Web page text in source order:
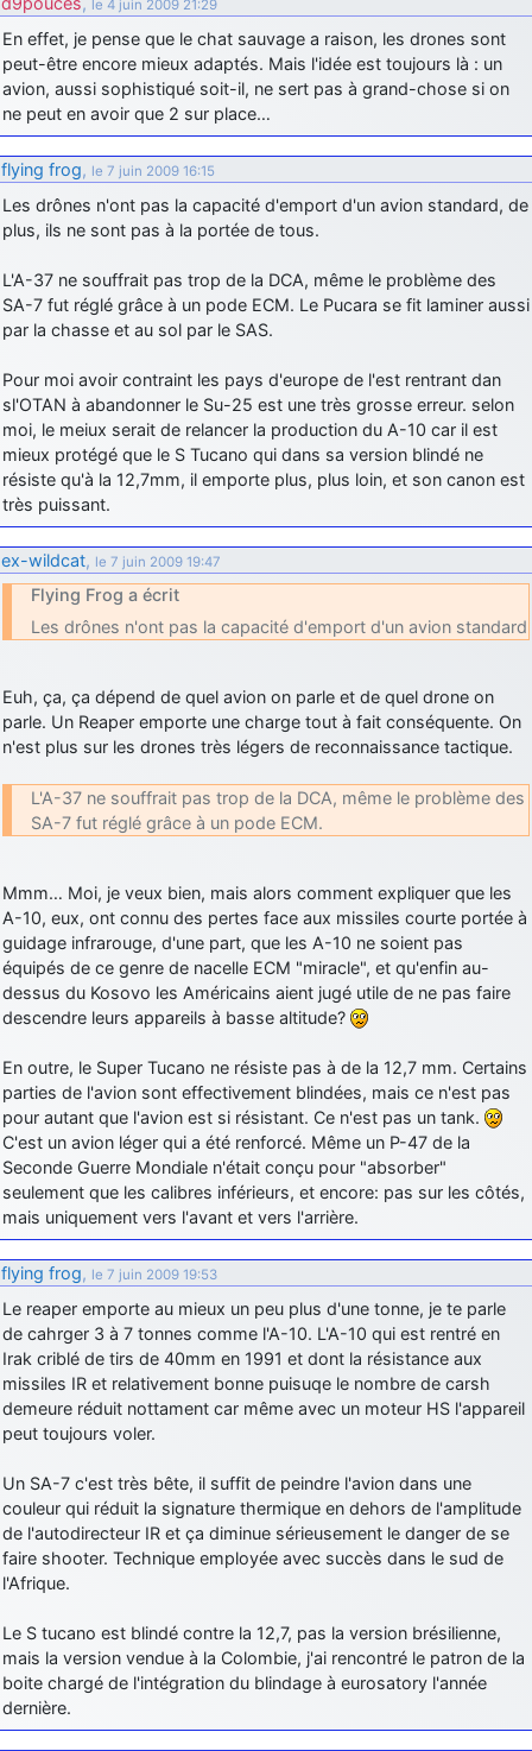
le 4 juin 2009 21:29
En effet, je pense que le chat sauvage a raison, les drones sont
peut-être encore mieux adaptés. Mais l'idée est toujours là : un
avion, aussi sophistiqué soit-il, ne sert pas à grand-chose si on
ne peut en avoir que 2 sur place…
flying frog, le 7 juin 2009 16:15
Les drônes n'ont pas la capacité d'emport d'un avion standard, de
plus, ils ne sont pas à la portée de tous.
L'A-37 ne souffrait pas trop de la DCA, même le problème des
SA-7 fut réglé grâce à un pode ECM. Le Pucara se fit laminer aussi
par la chasse et au sol par le SAS.
Pour moi avoir contraint les pays d'europe de l'est rentrant dan
sl'OTAN à abandonner le Su-25 est une très grosse erreur. selon
moi, le meiux serait de relancer la production du A-10 car il est
mieux protégé que le S Tucano qui dans sa version blindé ne
résiste qu'à la 12,7mm, il emporte plus, plus loin, et son canon est
très puissant.
ex-wildcat, le 7 juin 2009 19:47
Flying Frog a écrit
Les drônes n'ont pas la capacité d'emport d'un avion standard
Euh, ça, ça dépend de quel avion on parle et de quel drone on
parle. Un Reaper emporte une charge tout à fait conséquente. On
n'est plus sur les drones très légers de reconnaissance tactique.
L'A-37 ne souffrait pas trop de la DCA, même le problème des
SA-7 fut réglé grâce à un pode ECM.
Mmm… Moi, je veux bien, mais alors comment expliquer que les
A-10, eux, ont connu des pertes face aux missiles courte portée à
guidage infrarouge, d'une part, que les A-10 ne soient pas
équipés de ce genre de nacelle ECM "miracle", et qu'enfin au-
dessus du Kosovo les Américains aient jugé utile de ne pas faire
descendre leurs appareils à basse altitude?
En outre, le Super Tucano ne résiste pas à de la 12,7 mm. Certains
parties de l'avion sont effectivement blindées, mais ce n'est pas
pour autant que l'avion est si résistant. Ce n'est pas un tank.
C'est un avion léger qui a été renforcé. Même un P-47 de la
Seconde Guerre Mondiale n'était conçu pour "absorber"
seulement que les calibres inférieurs, et encore: pas sur les côtés,
mais uniquement vers l'avant et vers l'arrière.
flying frog, le 7 juin 2009 19:53
Le reaper emporte au mieux un peu plus d'une tonne, je te parle
de cahrger 3 à 7 tonnes comme l'A-10. L'A-10 qui est rentré en
Irak criblé de tirs de 40mm en 1991 et dont la résistance aux
missiles IR et relativement bonne puisuqe le nombre de carsh
demeure réduit nottament car même avec un moteur HS l'appareil
peut toujours voler.
Un SA-7 c'est très bête, il suffit de peindre l'avion dans une
couleur qui réduit la signature thermique en dehors de l'amplitude
de l'autodirecteur IR et ça diminue sérieusement le danger de se
faire shooter. Technique employée avec succès dans le sud de
l'Afrique.
Le S tucano est blindé contre la 12,7, pas la version brésilienne,
mais la version vendue à la Colombie, j'ai rencontré le patron de la
boite chargé de l'intégration du blindage à eurosatory l'année
dernière.